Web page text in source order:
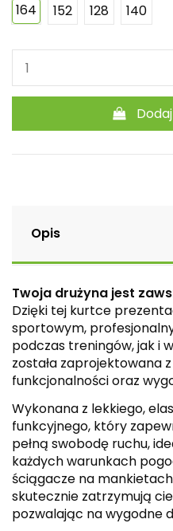
164
152 128 140
Opis
Twoja drużyna jest
Dzięki tej kurtce
sportowym,
podczas treningów, jak i
została zaprojektowana
funkcjonalności oraz
Wykonana z lekkiego,
funkcyjnego, który
pełną swobodę ruchu,
każdych warunkach
ściągacze na
skutecznie zatrzymują
pozwalając na wygodne